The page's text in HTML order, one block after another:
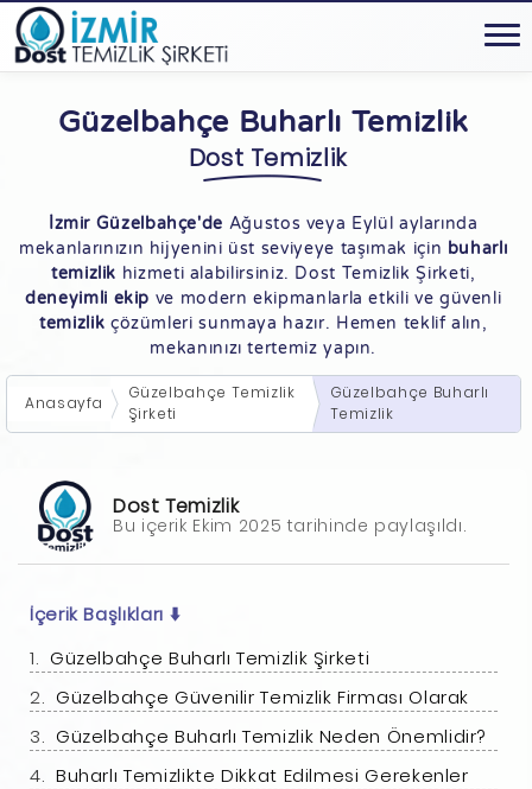
Güzelbahçe Buharlı Temizlik
Dost Temizlik
İzmir Güzelbahçe'de Ağustos veya Eylül aylarında
mekanlarınızın hijyenini üst seviyeye taşımak için buharlı
temizlik hizmeti alabilirsiniz. Dost Temizlik Şirketi,
deneyimli ekip ve modern ekipmanlarla etkili ve güvenli
temizlik çözümleri sunmaya hazır. Hemen teklif alın,
mekanınızı tertemiz yapın.
Anasayfa
Güzelbahçe Temizlik
Şirketi
Güzelbahçe Buharlı
Temizlik
Dost Temizlik
Bu içerik Ekim 2025 tarihinde paylaşıldı.
İçerik Başlıkları ⬇️
Güzelbahçe Buharlı Temizlik Şirketi
Güzelbahçe Güvenilir Temizlik Firması Olarak
Güzelbahçe Buharlı Temizlik Neden Önemlidir?
Buharlı Temizlikte Dikkat Edilmesi Gerekenler